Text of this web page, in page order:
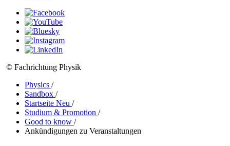
© Fachrichtung Physik
Physics /
Sandbox /
Startseite Neu /
Studium & Promotion /
Good to know /
Ankündigungen zu Veranstaltungen